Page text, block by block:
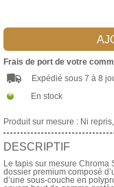
Frais de port de votre
Expédié sous 7 à 8
En stock
Produit sur mesure : Ni
DESCRIPTIF
Le tapis sur mesure Chroma
dossier premium composé
d’une sous-couche en